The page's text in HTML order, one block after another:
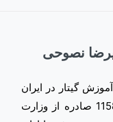
نصوحی
گیتار در ایران
دارای پروانه نشر به شماره 11585 صادره از وزارت